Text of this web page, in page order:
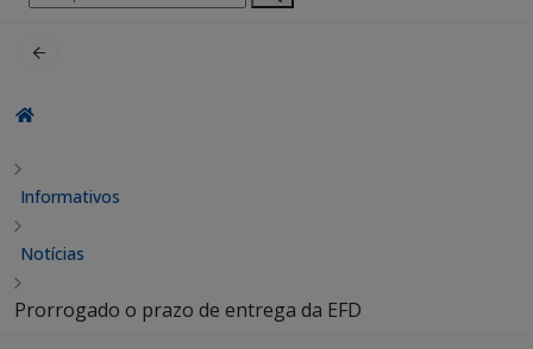
por:
Informativos
Notícias
Prorrogado o prazo de entrega da EFD